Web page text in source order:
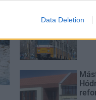
Data DeletionÚj